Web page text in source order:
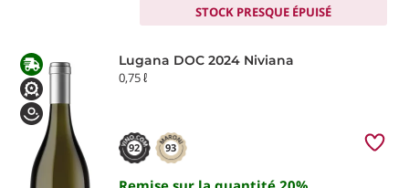
STOCK PRESQUE ÉPUISÉ
Lugana DOC 2024 Niviana
0,75 ℓ
92 93